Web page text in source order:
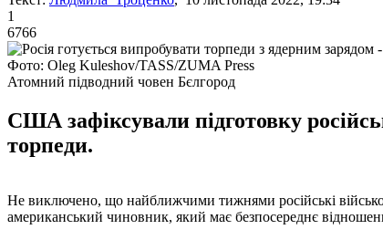
1
6766
Фото: Oleg Kuleshov/TASS/ZUMA Press
Атомний підводний човен Бєлгород
США зафіксували підготовку
торпеди.
Не виключено, що найближчими тижнями російські
американський чиновник, який має безпосереднє